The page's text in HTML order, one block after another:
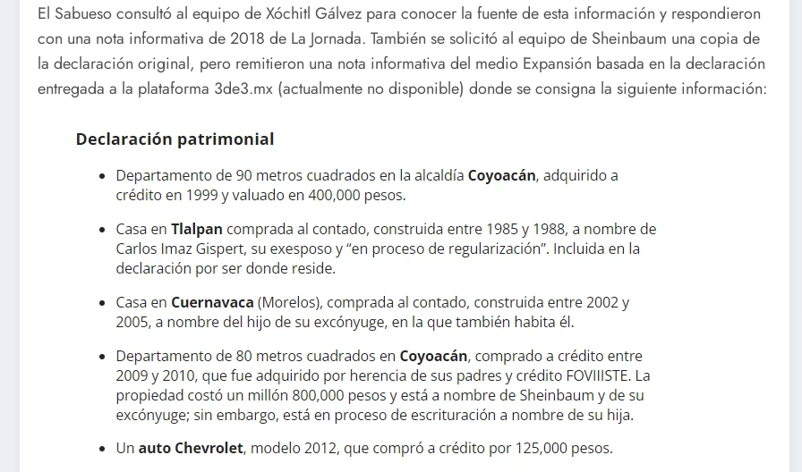
El Sabueso consultó al equipo de Xóchitl Gálvez para conocer la fuente de esta información y respondieron
con una nota informativa de 2018 de La Jornada. También se solicitó al equipo de Sheinbaum una copia de
la declaración original, pero remitieron una nota informativa del medio Expansión basada en la declaración
entregada a la plataforma 3de3.mx (actualmente no disponible) donde se consigna la siguiente información: